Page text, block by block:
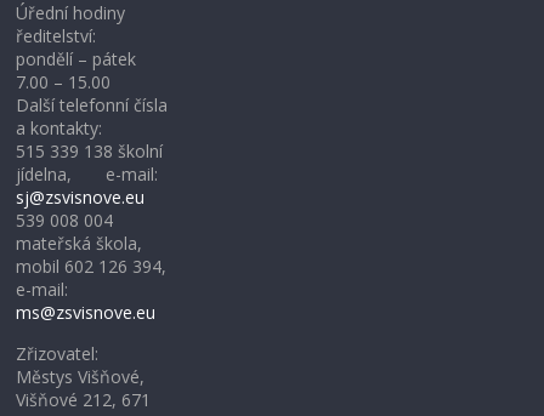
Úřední hodiny
ředitelství:
pondělí – pátek
7.00 – 15.00
Další telefonní čísla
a kontakty:
515 339 138 školní
jídelna, e-mail:
sj@zsvisnove.eu
539 008 004
mateřská škola,
mobil 602 126 394,
e-mail:
ms@zsvisnove.eu
Zřizovatel:
Městys Višňové,
Višňové 212, 671